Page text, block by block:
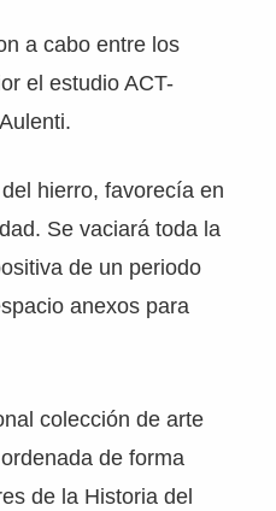
a cabo entre los
el estudio ACT-
hierro, favorecía en
Se vaciará toda la
de un periodo
anexos para
colección de arte
de forma
de la Historia del